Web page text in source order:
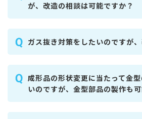
が、改造の相談は可能ですか？
ガス抜き対策をしたいのですが
成形品の形状変更に当たって金
いのですが、金型部品の製作も